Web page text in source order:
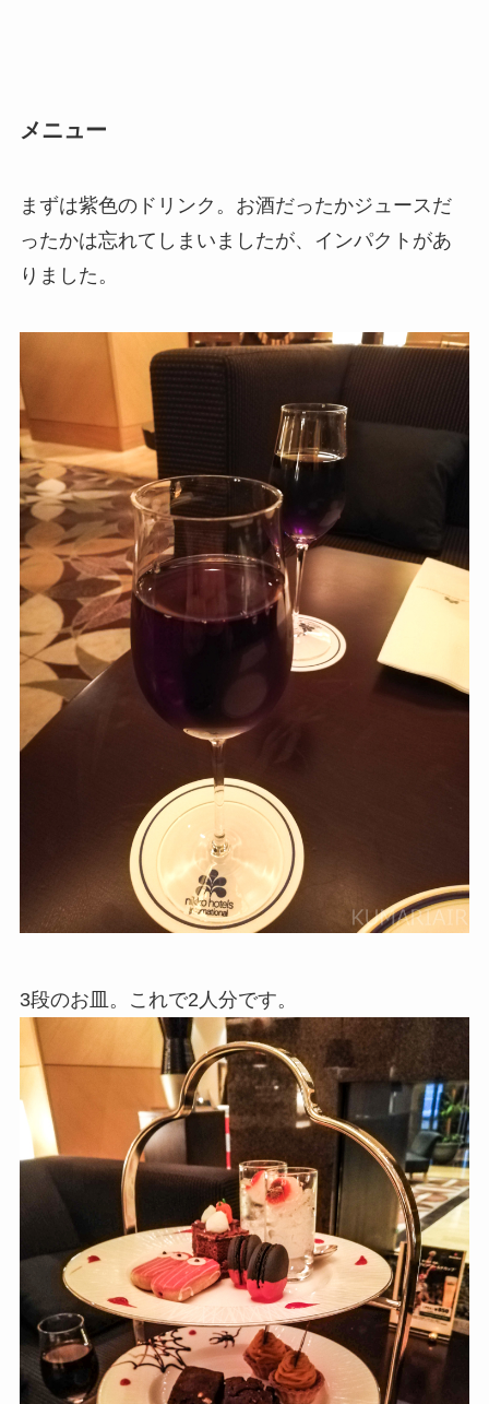
メニュー
まずは紫色のドリンク。お酒だったかジュースだ
ったかは忘れてしまいましたが、インパクトがあ
りました。
3段のお皿。これで2人分です。